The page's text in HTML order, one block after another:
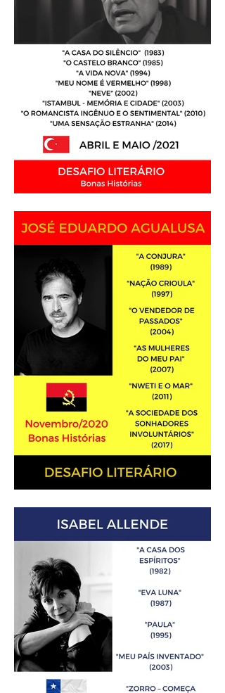
Análise Literária: Orhan
Pamuk
Análise Literária: José
Eduardo Agualusa